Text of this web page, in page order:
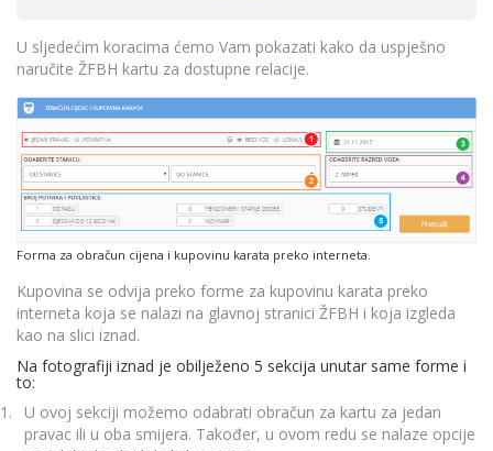
U sljedećim koracima ćemo Vam pokazati kako da uspješno
naručite ŽFBH kartu za dostupne relacije.
Forma za obračun cijena i kupovinu karata preko interneta.
Kupovina se odvija preko forme za kupovinu karata preko
interneta koja se nalazi na glavnoj stranici ŽFBH i koja izgleda
kao na slici iznad.
Na fotografiji iznad je obilježeno 5 sekcija unutar same forme i
to:
U ovoj sekciji možemo odabrati obračun za kartu za jedan
pravac ili u oba smijera. Također, u ovom redu se nalaze opcije